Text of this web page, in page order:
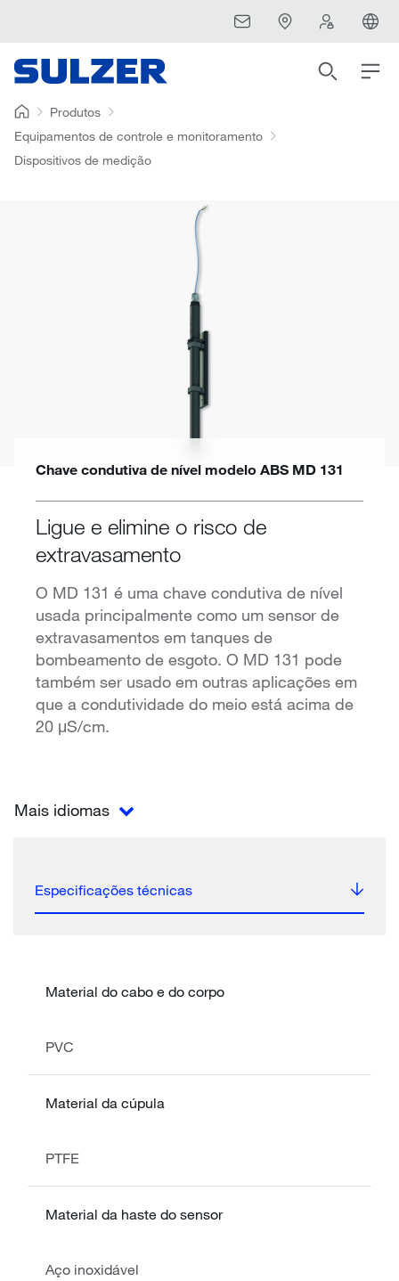
Produtos
Equipamentos de controle e monitoramento
Dispositivos de medição
Chave condutiva de nível modelo ABS MD 131
Ligue e elimine o risco de
extravasamento
O MD 131 é uma chave condutiva de nível
usada principalmente como um sensor de
extravasamentos em tanques de
bombeamento de esgoto. O MD 131 pode
também ser usado em outras aplicações em
que a condutividade do meio está acima de
20 μS/cm.
Mais idiomas
Especificações técnicas
Material do cabo e do corpo
PVC
Material da cúpula
PTFE
Material da haste do sensor
Aço inoxidável